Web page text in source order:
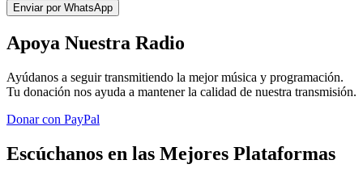
Enviar por WhatsApp
Apoya Nuestra Radio
Ayúdanos a seguir transmitiendo la mejor música y programación.
Tu donación nos ayuda a mantener la calidad de nuestra transmisión.
Donar con PayPal
Escúchanos en las Mejores Plataformas